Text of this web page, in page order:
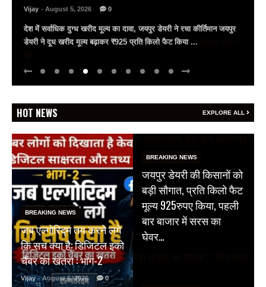
Vijay - August 5, 2026 0
गीतांजलि मेडिकल कॉलेज में विशेषज्ञों ने दी आधुनिक सर्जरी की जानकारी
गीतांजलि मेडिकल कॉलेज एंड हॉस्पिटल में फेफड़ों के कैंसर पर जागरूकता सत्र
HOT NEWS EXPLORE ALL
BREAKING NEWS
जब एल्गोरिद्म तय करने लगे
कि सच क्या है: डिजिटल इको
चैंबर का खतरा : भाग-2
Vijay - August 6, 2026 0
BREAKING NEWS
जयपुर डेयरी की किसानों को
बड़ी सौगात, प्रति किलो फैट
मूल्य 925रुपए किया, पहली
बार बाजार में सरस का
घेवर…